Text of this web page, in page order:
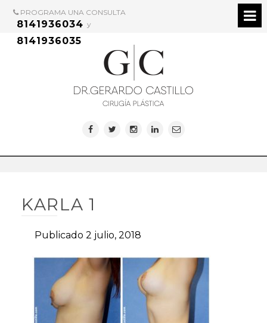
PROGRAMA UNA CONSULTA
8141936034 y
8141936035
KARLA 1
Publicado 2 julio, 2018